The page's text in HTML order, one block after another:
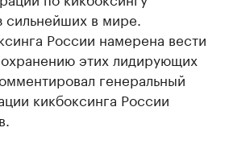
сильнейших в мире.
России намерена вести
этих лидирующих
генеральный
кикбоксинга России